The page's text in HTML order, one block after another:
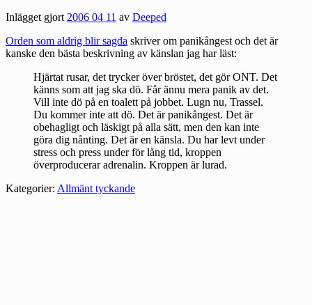
Inlägget gjort2006 04 11 av Deeped
Orden som aldrig blir sagda skriver om panikångest och det är
kanske den bästa beskrivning av känslan jag har läst:
Hjärtat rusar, det trycker över bröstet, det gör ONT. Det
känns som att jag ska dö. Får ännu mera panik av det.
Vill inte dö på en toalett på jobbet. Lugn nu, Trassel.
Du kommer inte att dö. Det är panikångest. Det är
obehagligt och läskigt på alla sätt, men den kan inte
göra dig nånting. Det är en känsla. Du har levt under
stress och press under för lång tid, kroppen
överproducerar adrenalin. Kroppen är lurad.
Kategorier: Allmänt tyckande